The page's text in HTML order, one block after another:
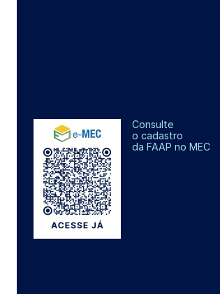
Consulte
o cadastro
da FAAP no MEC